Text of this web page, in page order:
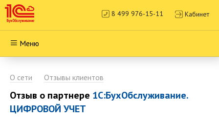
8 499 976-15-11 Кабинет
Меню
О сети Отзывы клиентов
Отзыв о партнере 1С:БухОбслуживание.
ЦИФРОВОЙ УЧЕТ